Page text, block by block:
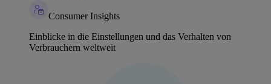
Consumer Insights
Einblicke in die Einstellungen und das Verhalten von
Verbrauchern weltweit